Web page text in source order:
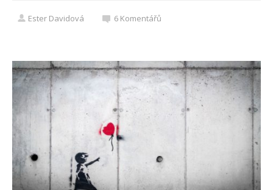
Ester Davidová 6 Komentářů